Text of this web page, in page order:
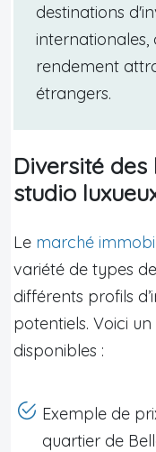
destinations
rendement
étrangers.
Diversité
studio
Le marché
variété de types
différents profils
potentiels. Voici
disponibles :
Exemple de
quartier de